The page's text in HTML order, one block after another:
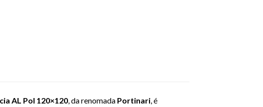
AL Pol 120×120 , da renomada Portinari , é